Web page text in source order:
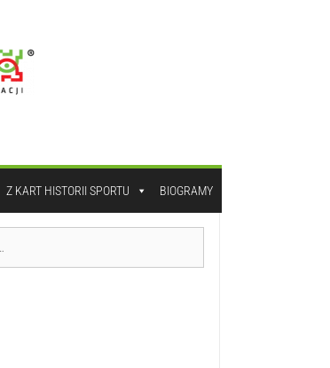
Z KART HISTORII SPORTU BIOGRAMY